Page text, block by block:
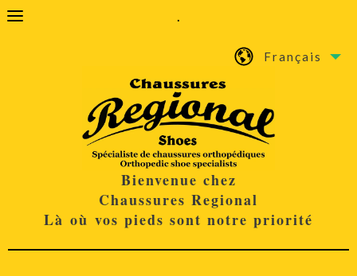
.
Français
Bienvenue chez
Chaussures Regional
Là où vos pieds sont notre priorité